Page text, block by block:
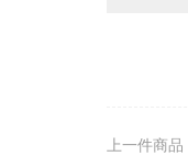
上一件商品